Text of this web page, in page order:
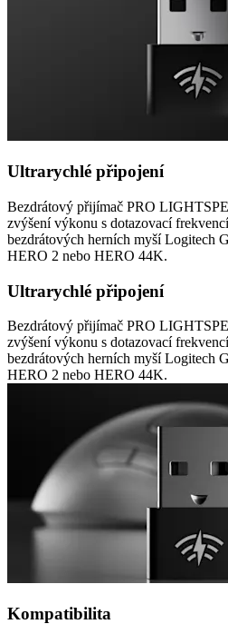
Ultrarychlé připojení
Bezdrátový přijímač PRO
zvýšení výkonu s dotazovací
bezdrátových herních myší Logitech
HERO 2 nebo HERO 44K.
Ultrarychlé připojení
Bezdrátový přijímač PRO
zvýšení výkonu s dotazovací
bezdrátových herních myší Logitech
HERO 2 nebo HERO 44K.
Kompatibilita